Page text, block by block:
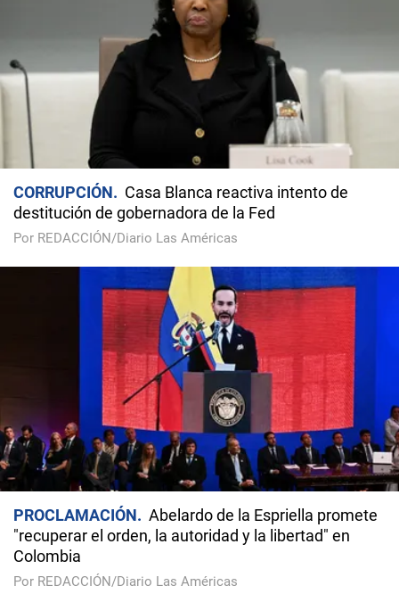
CORRUPCIÓN
Casa Blanca reactiva intento de
destitución de gobernadora de la Fed
Por REDACCIÓN/Diario Las Américas
PROCLAMACIÓN
Abelardo de la Espriella promete
"recuperar el orden, la autoridad y la libertad" en
Colombia
Por REDACCIÓN/Diario Las Américas